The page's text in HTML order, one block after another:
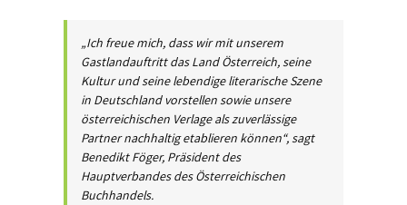
„Ich freue mich, dass wir mit unserem
Gastlandauftritt das Land Österreich, seine
Kultur und seine lebendige literarische Szene
in Deutschland vorstellen sowie unsere
österreichischen Verlage als zuverlässige
Partner nachhaltig etablieren können“, sagt
Benedikt Föger, Präsident des
Hauptverbandes des Österreichischen
Buchhandels.